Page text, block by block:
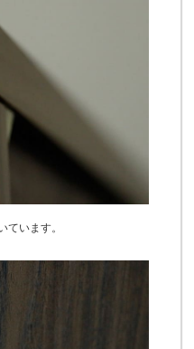
ています。